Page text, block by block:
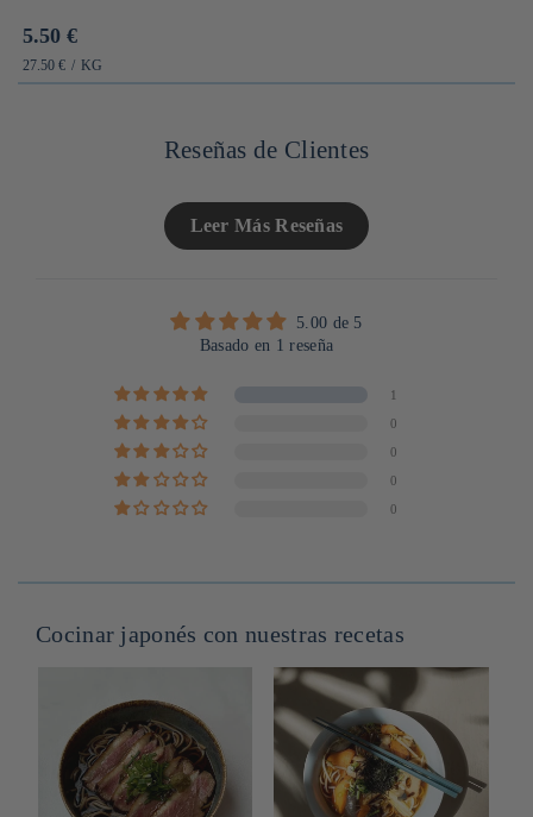
Prix
habituel
5.50 €
PRIX
UNITAIRE
27.50 € / PAR
KG
Reseñas de Clientes
Leer Más Reseñas
5.00 de 5
Basado en 1 reseña
1
0
0
0
0
Cocinar japonés con nuestras recetas